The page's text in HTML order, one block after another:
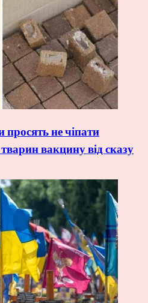
не чіпати
вакцину від сказу